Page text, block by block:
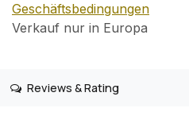
Geschäftsbedingungen
Verkauf nur in Europa
Reviews & Rating